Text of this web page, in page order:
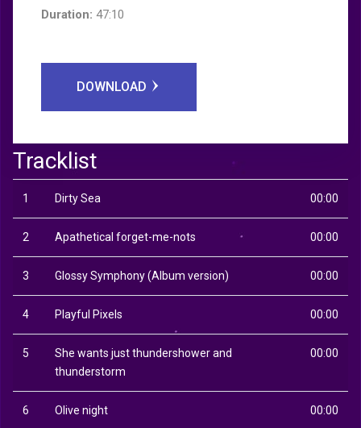
Duration: 47:10
DOWNLOAD
Tracklist
1 Dirty Sea 00:00
2 Apathetical forget-me-nots 00:00
3 Glossy Symphony (Album version) 00:00
4 Playful Pixels 00:00
5
She wants just thundershower and
thunderstorm
00:00
6 Olive night 00:00